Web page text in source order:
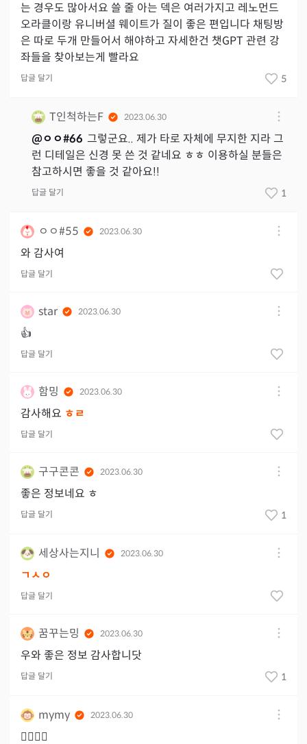
는 경우도 많아서요 쓸 줄 아는 덱은 여러가지고 레노먼드
오라클이랑 유니버셜 웨이트가 질이 좋은 편입니다 채팅방
은 따로 두개 만들어서 해야하고 자세한건 챗GPT 관련 강
좌들을 찾아보는게 빨라요
답글 달기 5
T인척하는F 2023.06.30
@ㅇㅇ#66 그렇군요.. 제가 타로 자체에 무지한 지라 그
런 디테일은 신경 못 쓴 것 같네요 ㅎㅎ 이용하실 분들은
참고하시면 좋을 것 같아요!!
답글 달기 1
ㅇㅇ#55 2023.06.30
와 감사여
답글 달기
star 2023.06.30
👍
답글 달기
함밍 2023.06.30
감사해요 ㅎㄹ
답글 달기
구구콘콘 2023.06.30
좋은 정보네요 ㅎ
답글 달기 1
세상사는지니 2023.06.30
ㄱㅅㅇ
답글 달기
꿈꾸는밍 2023.06.30
우와 좋은 정보 감사합니닷
답글 달기 1
mymy 2023.06.30
👍🏻👍🏻